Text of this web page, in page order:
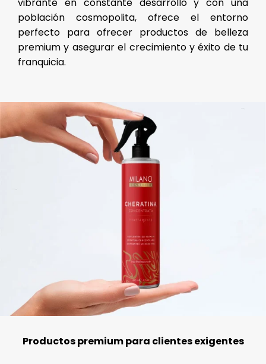
población cosmopolita, ofrece el entorno
perfecto para ofrecer productos de belleza
premium y asegurar el crecimiento y éxito de tu
franquicia.
Productos premium para clientes exigentes